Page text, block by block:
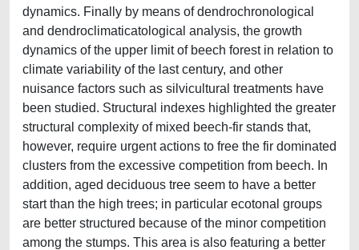
dynamics. Finally by means of dendrochronological
and dendroclimaticatological analysis, the growth
dynamics of the upper limit of beech forest in relation to
climate variability of the last century, and other
nuisance factors such as silvicultural treatments have
been studied. Structural indexes highlighted the greater
structural complexity of mixed beech-fir stands that,
however, require urgent actions to free the fir dominated
clusters from the excessive competition from beech. In
addition, aged deciduous tree seem to have a better
start than the high trees; in particular ecotonal groups
are better structured because of the minor competition
among the stumps. This area is also featuring a better